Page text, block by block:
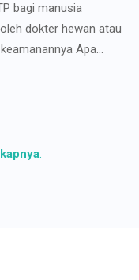
bagi manusia
dokter hewan atau
Apa...
.